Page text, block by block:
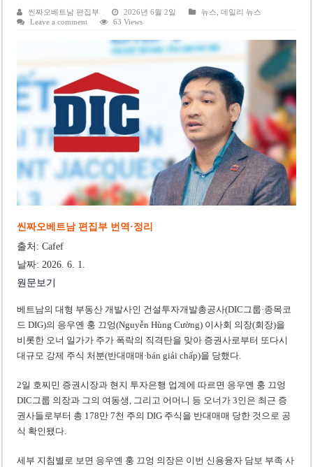
베트남 MB은행, 2026년 수익 목표 자신…부동산 대출 비율 13% 고수
‘1,000억 달러 남북고속철 투자’ 호언장담 메콜로르 회장 체포
베트남 세무당국, 납세자 정보 공개 기준·절차 명확화
씬짜오베트남 편집부 2026년 6월 2일 뉴스 ,데일리 뉴스
Leave a comment
63 Views
씬짜오베트남 편집부 번역·정리
출처: Cafef
날짜: 2026. 6. 1.
원문보기
베트남의 대형 부동산 개발사인 건설투자개발총공사(DIC그룹·종목코
드 DIG)의 응우옌 훙 끄엉(Nguyễn Hùng Cường) 이사회 의장(회장)을
비롯한 오너 일가가 주가 폭락의 직격탄을 맞아 증권사로부터 또다시
대규모 강제 주식 처분(반대매매·bán giải chấp)을 당했다.
2일 호찌민 증권시장과 현지 투자은행 업계에 따르면 응우옌 훙 끄엉
DIC그룹 의장과 그의 여동생, 그리고 어머니 등 오너가 3인은 최근 증
권사들로부터 총 178만 7천 주의 DIG 주식을 반대매매 당한 것으로 공
식 확인됐다.
세부 지침별로 보면 응우옌 훙 끄엉 의장은 이번 신용융자 담보 부족 사